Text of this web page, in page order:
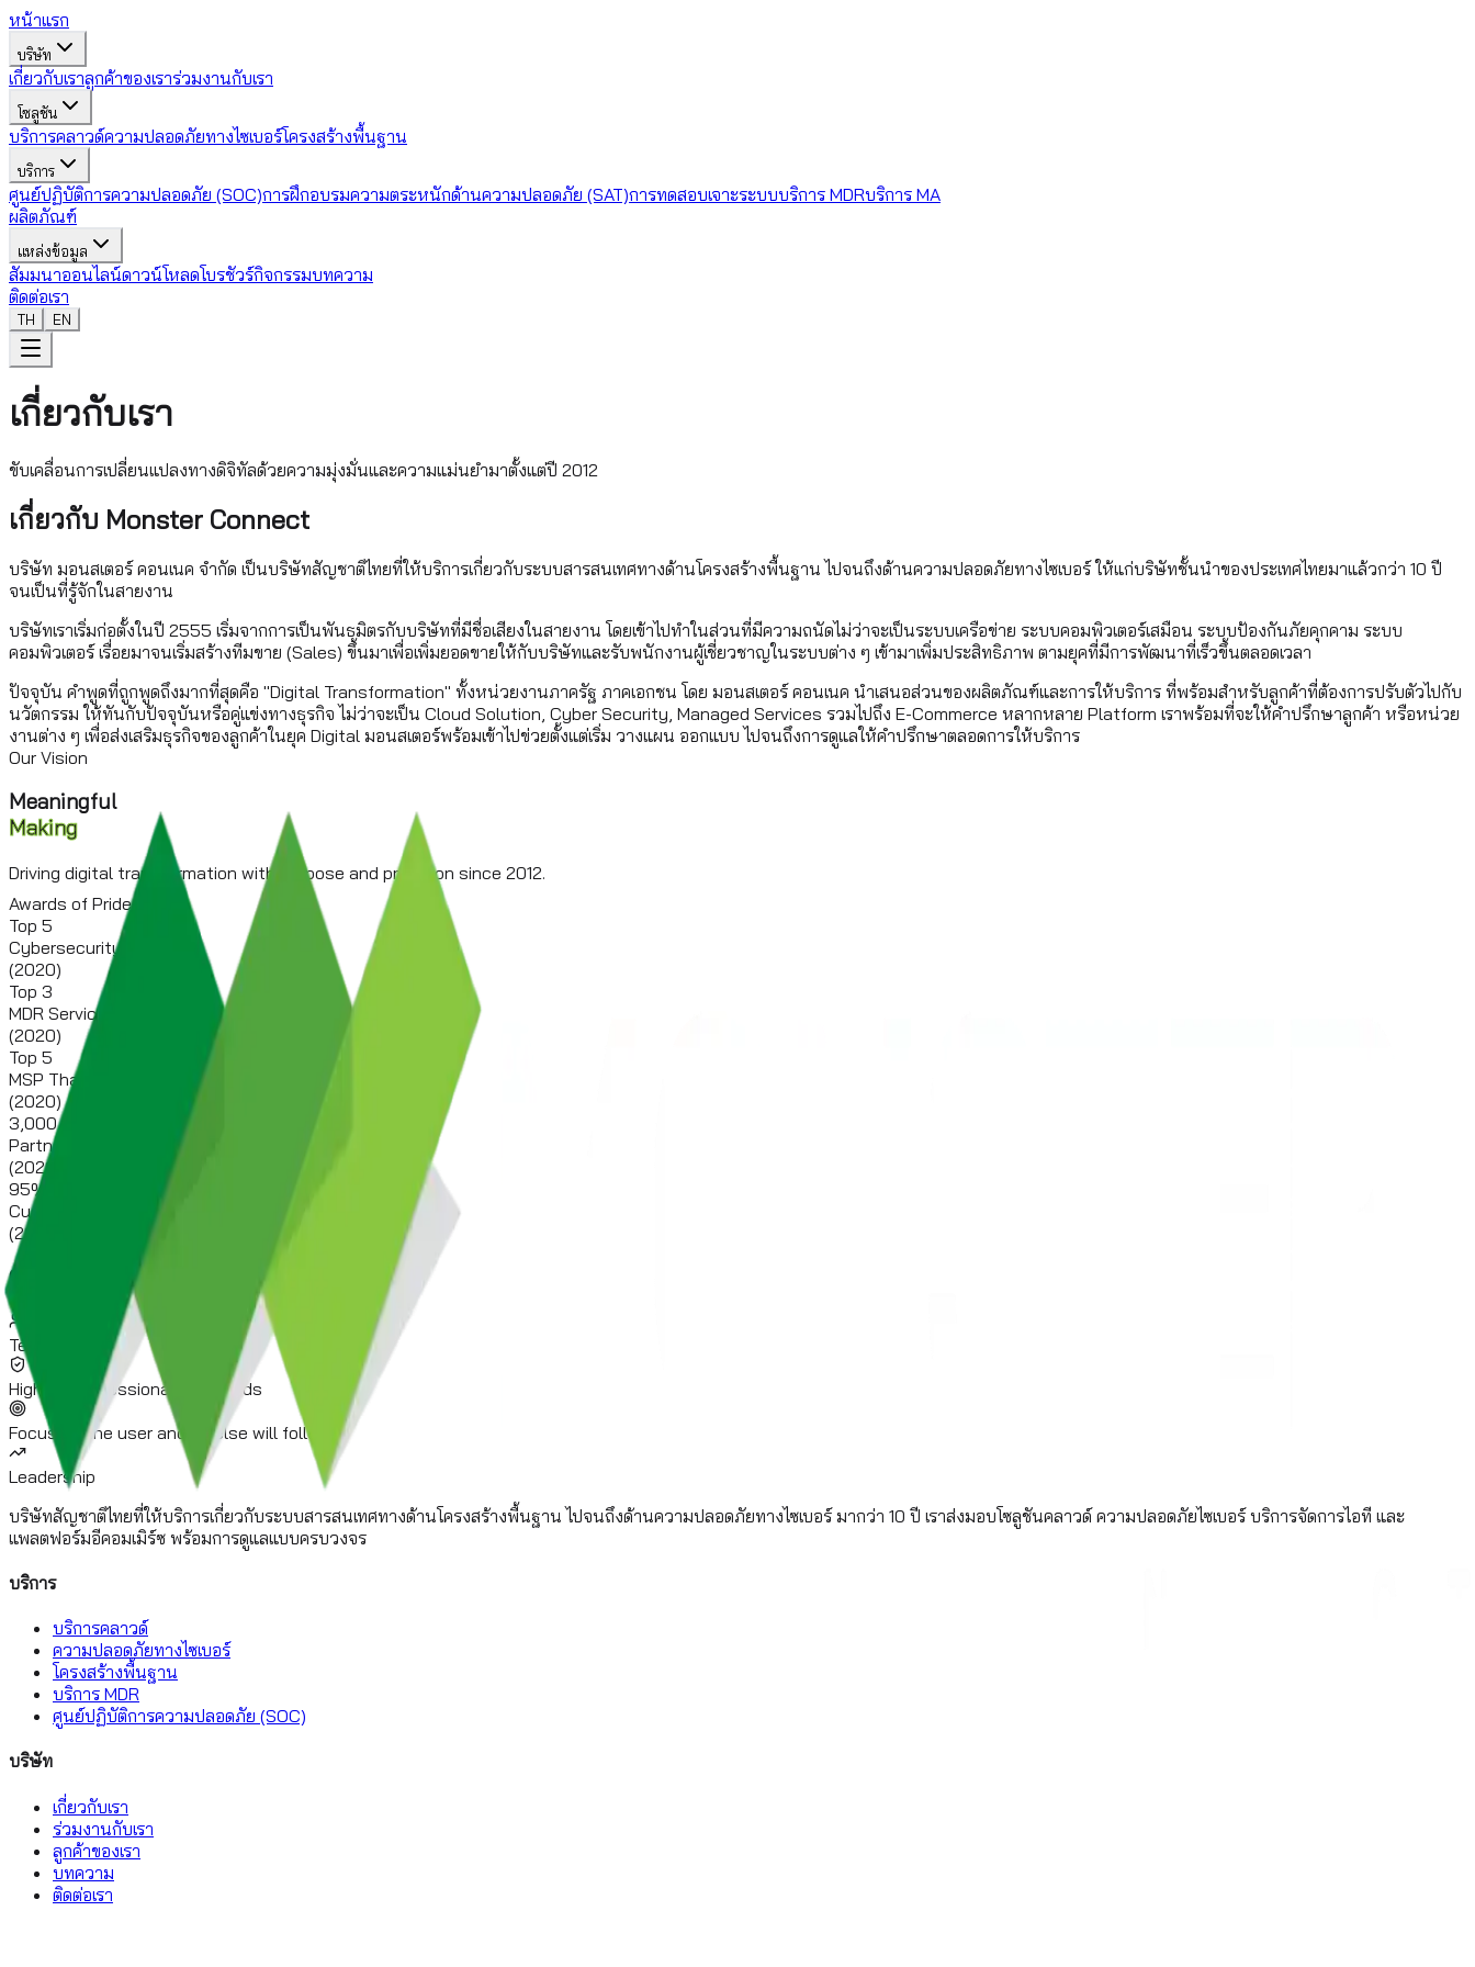
หน้าแรก
บริษัท
เกี่ยวกับเราลูกค้าของเราร่วมงานกับเรา
โซลูชัน
บริการคลาวด์ความปลอดภัยทางไซเบอร์โครงสร้างพื้นฐาน
บริการ
ศูนย์ปฏิบัติการความปลอดภัย (SOC)การฝึกอบรมความตระหนักด้านความปลอดภัย (SAT)การทดสอบเจาะระบบบริการ MDRบริการ MA
ผลิตภัณฑ์
แหล่งข้อมูล
สัมมนาออนไลน์ดาวน์โหลดโบรชัวร์กิจกรรมบทความ
ติดต่อเรา
TH EN
เกี่ยวกับเรา
ขับเคลื่อนการเปลี่ยนแปลงทางดิจิทัลด้วยความมุ่งมั่นและความแม่นยำมาตั้งแต่ปี 2012
เกี่ยวกับ Monster Connect
บริษัท มอนสเตอร์ คอนเนค จำกัด เป็นบริษัทสัญชาติไทยที่ให้บริการเกี่ยวกับระบบสารสนเทศทางด้านโครงสร้างพื้นฐาน ไปจนถึงด้านความปลอดภัยทางไซเบอร์ ให้แก่บริษัทชั้นนำของประเทศไทยมาแล้วกว่า 10 ปี
จนเป็นที่รู้จักในสายงาน
บริษัทเราเริ่มก่อตั้งในปี 2555 เริ่มจากการเป็นพันธมิตรกับบริษัทที่มีชื่อเสียงในสายงาน โดยเข้าไปทำในส่วนที่มีความถนัดไม่ว่าจะเป็นระบบเครือข่าย ระบบคอมพิวเตอร์เสมือน ระบบป้องกันภัยคุกคาม ระบบ
คอมพิวเตอร์ เรื่อยมาจนเริ่มสร้างทีมขาย (Sales) ขึ้นมาเพื่อเพิ่มยอดขายให้กับบริษัทและรับพนักงานผู้เชี่ยวชาญในระบบต่าง ๆ เข้ามาเพิ่มประสิทธิภาพ ตามยุคที่มีการพัฒนาที่เร็วขึ้นตลอดเวลา
ปัจจุบัน คำพูดที่ถูกพูดถึงมากที่สุดคือ "Digital Transformation" ทั้งหน่วยงานภาครัฐ ภาคเอกชน โดย มอนสเตอร์ คอนเนค นำเสนอส่วนของผลิตภัณฑ์และการให้บริการ ที่พร้อมสำหรับลูกค้าที่ต้องการปรับตัวไปกับ
นวัตกรรม ให้ทันกับปัจจุบันหรือคู่แข่งทางธุรกิจ ไม่ว่าจะเป็น Cloud Solution, Cyber Security, Managed Services รวมไปถึง E-Commerce หลากหลาย Platform เราพร้อมที่จะให้คำปรึกษาลูกค้า หรือหน่วย
งานต่าง ๆ เพื่อส่งเสริมธุรกิจของลูกค้าในยุค Digital มอนสเตอร์พร้อมเข้าไปข่วยตั้งแต่เริ่ม วางแผน ออกแบบ ไปจนถึงการดูแลให้คำปรึกษาตลอดการให้บริการ
Our Vision
Meaningful
Making
Driving digital transformation with purpose and precision since 2012.
Awards of Pride
Top 5
Cybersecurity TH
(2020)
Top 3
MDR Services TH
(2020)
Top 5
MSP Thailand
(2020)
3,000
Partners
(2020)
95%
Customer Satisfaction
(2020)
Core Values
Team Spirit
Highest Professional Standards
Focus on the user and all else will follow
Leadership
บริษัทสัญชาติไทยที่ให้บริการเกี่ยวกับระบบสารสนเทศทางด้านโครงสร้างพื้นฐาน ไปจนถึงด้านความปลอดภัยทางไซเบอร์ มากว่า 10 ปี เราส่งมอบโซลูชันคลาวด์ ความปลอดภัยไซเบอร์ บริการจัดการไอที และ
แพลตฟอร์มอีคอมเมิร์ซ พร้อมการดูแลแบบครบวงจร
บริการ
บริการคลาวด์
ความปลอดภัยทางไซเบอร์
โครงสร้างพื้นฐาน
บริการ MDR
ศูนย์ปฏิบัติการความปลอดภัย (SOC)
บริษัท
เกี่ยวกับเรา
ร่วมงานกับเรา
ลูกค้าของเรา
บทความ
ติดต่อเรา